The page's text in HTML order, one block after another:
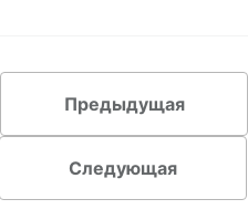
Предыдущая
Следующая